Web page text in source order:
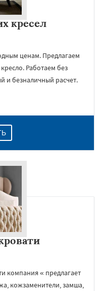
кресел
ценам. Предлагаем
Работаем без
и безналичный расчет.
компания « предлагает
кожзаменители, замша,